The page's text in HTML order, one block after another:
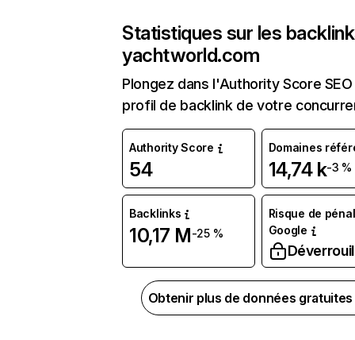
Statistiques sur les
yachtworld.com
Plongez dans l'Authority Score
profil de backlink de votre
Authority Score
54
Domaines
14,74 k-3 %
Backlinks
10,17 M-25 %
Risque de
Google
Obtenir plus de données